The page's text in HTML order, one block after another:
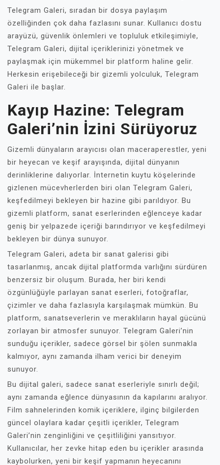
Telegram Galeri, sıradan bir dosya paylaşım
özelliğinden çok daha fazlasını sunar. Kullanıcı dostu
arayüzü, güvenlik önlemleri ve topluluk etkileşimiyle,
Telegram Galeri, dijital içeriklerinizi yönetmek ve
paylaşmak için mükemmel bir platform haline gelir.
Herkesin erişebileceği bir gizemli yolculuk, Telegram
Galeri ile başlar.
Kayıp Hazine: Telegram
Galeri’nin İzini Sürüyoruz
Gizemli dünyaların arayıcısı olan maceraperestler, yeni
bir heyecan ve keşif arayışında, dijital dünyanın
derinliklerine dalıyorlar. İnternetin kuytu köşelerinde
gizlenen mücevherlerden biri olan Telegram Galeri,
keşfedilmeyi bekleyen bir hazine gibi parıldıyor. Bu
gizemli platform, sanat eserlerinden eğlenceye kadar
geniş bir yelpazede içeriği barındırıyor ve keşfedilmeyi
bekleyen bir dünya sunuyor.
Telegram Galeri, adeta bir sanat galerisi gibi
tasarlanmış, ancak dijital platformda varlığını sürdüren
benzersiz bir oluşum. Burada, her biri kendi
özgünlüğüyle parlayan sanat eserleri, fotoğraflar,
çizimler ve daha fazlasıyla karşılaşmak mümkün. Bu
platform, sanatseverlerin ve meraklıların hayal gücünü
zorlayan bir atmosfer sunuyor. Telegram Galeri’nin
sunduğu içerikler, sadece görsel bir şölen sunmakla
kalmıyor, aynı zamanda ilham verici bir deneyim
sunuyor.
Bu dijital galeri, sadece sanat eserleriyle sınırlı değil;
aynı zamanda eğlence dünyasının da kapılarını aralıyor.
Film sahnelerinden komik içeriklere, ilginç bilgilerden
güncel olaylara kadar çeşitli içerikler, Telegram
Galeri’nin zenginliğini ve çeşitliliğini yansıtıyor.
Kullanıcılar, her zevke hitap eden bu içerikler arasında
kaybolurken, yeni bir keşif yapmanın heyecanını